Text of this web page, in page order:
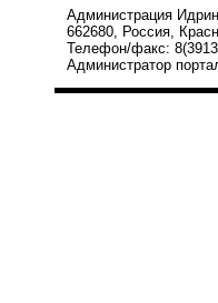
Администрация
662680, Россия,
Телефон/факс:
Администратор